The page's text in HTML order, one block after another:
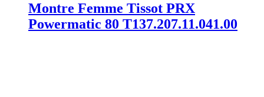
Montre Femme Tissot PRX
Powermatic 80 T137.207.11.041.00